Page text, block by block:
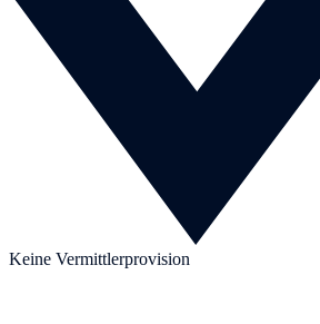
Keine Vermittlerprovision